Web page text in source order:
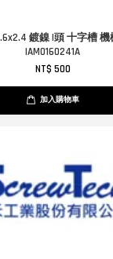
鍍鎳 I頭 十字槽
IAM0160241A
NT$ 500
加入購物車